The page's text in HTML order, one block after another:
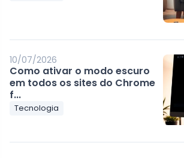
10/07/2026
Como ativar o modo escuro
em todos os sites do Chrome
f...
Tecnologia